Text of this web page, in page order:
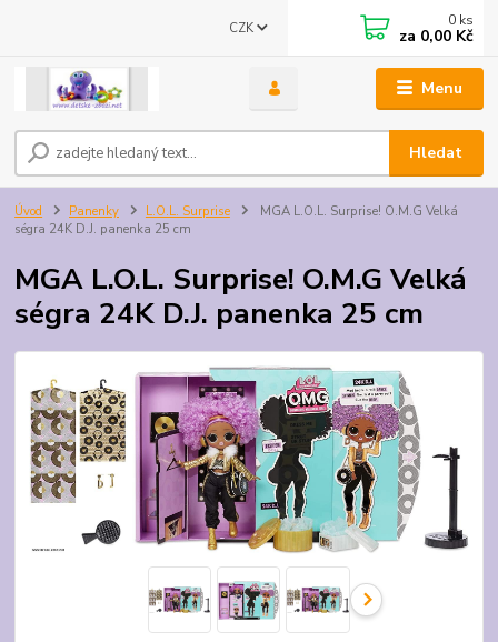
Menu
CZK
Hledat
0 ks
za 0,00 Kč
Úvod Panenky L.O.L. Surprise
MGA L.O.L. Surprise! O.M.G Velká
ségra 24K D.J. panenka 25 cm
MGA L.O.L. Surprise! O.M.G Velká
ségra 24K D.J. panenka 25 cm